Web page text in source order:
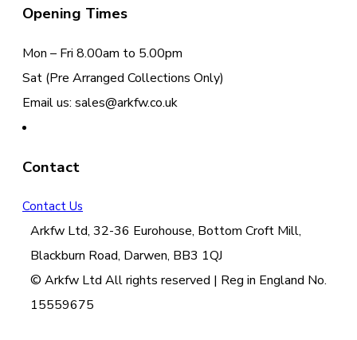
Opening Times
Mon – Fri 8.00am to 5.00pm
Sat (Pre Arranged Collections Only)
Email us: sales@arkfw.co.uk
Contact
Contact Us
Arkfw Ltd, 32-36 Eurohouse, Bottom Croft Mill,
Blackburn Road, Darwen, BB3 1QJ
© Arkfw Ltd All rights reserved | Reg in England No.
15559675